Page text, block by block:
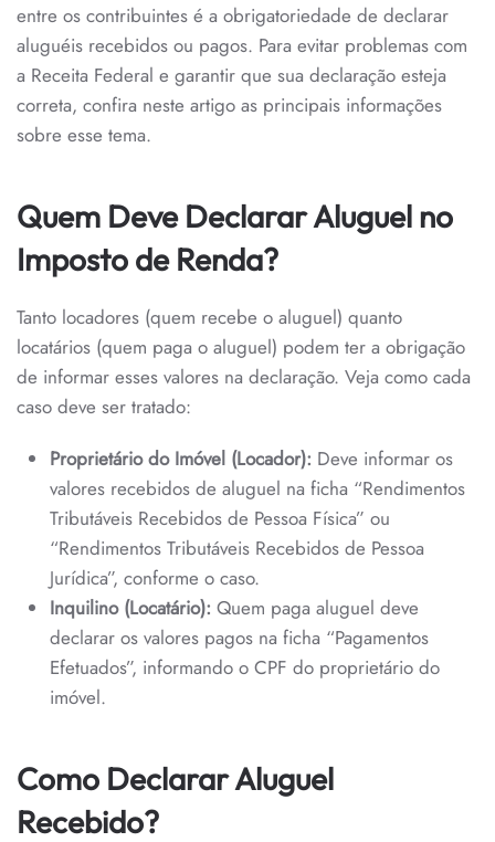
entre os contribuintes é a obrigatoriedade de declarar
aluguéis recebidos ou pagos. Para evitar problemas com
a Receita Federal e garantir que sua declaração esteja
correta, confira neste artigo as principais informações
sobre esse tema.
Quem Deve Declarar Aluguel no
Imposto de Renda?
Tanto locadores (quem recebe o aluguel) quanto
locatários (quem paga o aluguel) podem ter a obrigação
de informar esses valores na declaração. Veja como cada
caso deve ser tratado:
Proprietário do Imóvel (Locador): Deve informar os
valores recebidos de aluguel na ficha “Rendimentos
Tributáveis Recebidos de Pessoa Física” ou
“Rendimentos Tributáveis Recebidos de Pessoa
Jurídica”, conforme o caso.
Inquilino (Locatário): Quem paga aluguel deve
declarar os valores pagos na ficha “Pagamentos
Efetuados”, informando o CPF do proprietário do
imóvel.
Como Declarar Aluguel
Recebido?